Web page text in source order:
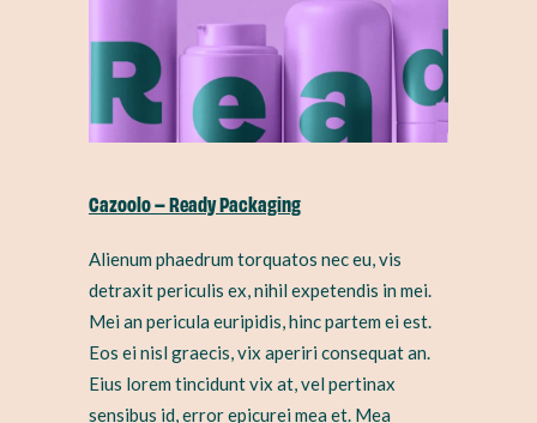
Cazoolo – Ready Packaging
Alienum phaedrum torquatos nec eu, vis
detraxit periculis ex, nihil expetendis in mei.
Mei an pericula euripidis, hinc partem ei est.
Eos ei nisl graecis, vix aperiri consequat an.
Eius lorem tincidunt vix at, vel pertinax
sensibus id, error epicurei mea et. Mea